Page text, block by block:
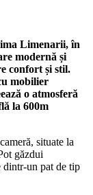
Limenarii, în
modernă și
confort și stil.
mobilier
o atmosferă
la 600m
situate la
găzdui
dintr-un pat de tip